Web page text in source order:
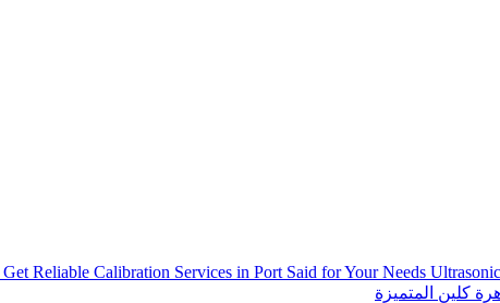
Get Reliable Calibration Services in Port Said for Your Needs
كلين المتميزة